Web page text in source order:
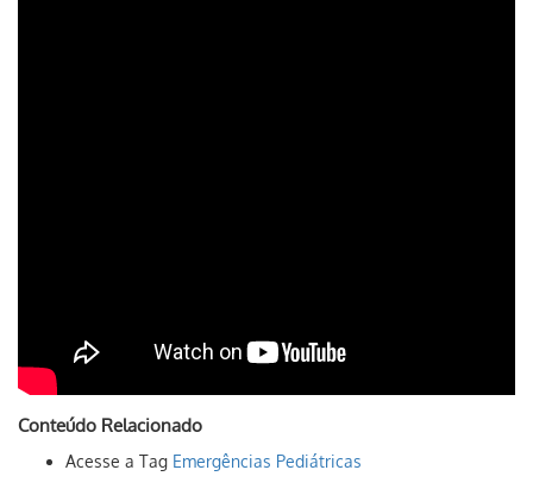
Conteúdo Relacionado
Acesse a Tag Emergências Pediátricas